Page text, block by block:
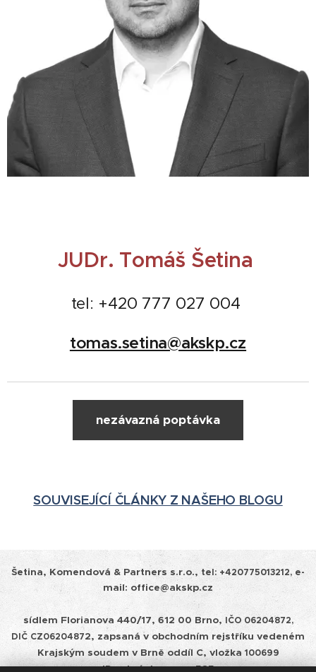
JUDr. Tomáš Šetina
tel: +420 777 027 004
tomas.setina@akskp.cz
nezávazná poptávka
SOUVISEJÍCÍ ČLÁNKY Z NAŠEHO BLOGU
Šetina, Komendová & Partners s.r.o., tel: +420775013212, e-
mail: office@akskp.cz
sídlem Florianova 440/17, 612 00 Brno, IČO 06204872,
DIČ CZ06204872, zapsaná v obchodním rejstříku vedeném
Krajským soudem v Brně oddíl C, vložka 100699
ID schránky: cepm585